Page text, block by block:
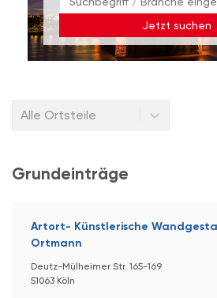
Jetzt suchen
Alle Ortsteile
Grundeinträge
Artort- Künstlerische
Ortmann
Deutz-Mülheimer Str. 165-169
51063 Köln